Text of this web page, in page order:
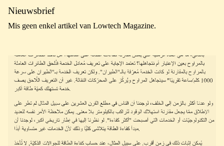
Nieuwsbrief
Mis geen enkel artikel van Lowtech Magazine.